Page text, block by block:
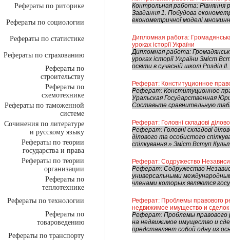
Рефераты по риторике
Рефераты по социологии
Рефераты по статистике
Рефераты по страхованию
Рефераты по
строительству
Рефераты по
схемотехнике
Рефераты по таможенной
системе
Сочинения по литературе
и русскому языку
Рефераты по теории
государства и права
Рефераты по теории
организации
Рефераты по
теплотехнике
Рефераты по технологии
Рефераты по
товароведению
Рефераты по транспорту
Контрольная работа: Рівняння
Завдання 1. Побудова
економетричної моделі
Дипломная работа:
уроках історії України
Дипломная работа:
уроках історії України Зміст
освіти в сучасній школі Розділ II.
Реферат: Конституционное
Реферат: Конституционное
Уральская Государственная
Составьте сравнительную
Реферат: Головні складові
Реферат: Головні складові
ділового та особистого
спілкування » Зміст Вступ
Реферат: Содружество
Реферат: Содружество
универсальными
членами которых являются
Реферат: Проблемы правового
недвижимое имущество и сделок
Реферат: Проблемы правового
на недвижимое имущество и
представляет собой одну из